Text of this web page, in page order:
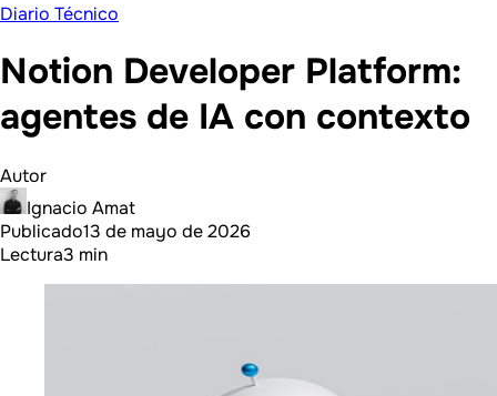
Diario Técnico
Notion Developer Platform:
agentes de IA con contexto
Autor
Ignacio Amat
Publicado13 de mayo de 2026
Lectura3 min